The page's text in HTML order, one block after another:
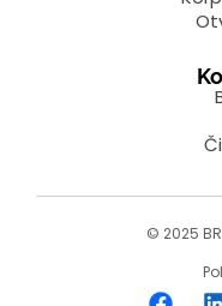
© 2025